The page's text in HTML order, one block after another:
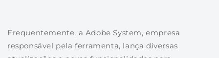
Frequentemente, a Adobe System, empresa
responsável pela ferramenta, lança diversas